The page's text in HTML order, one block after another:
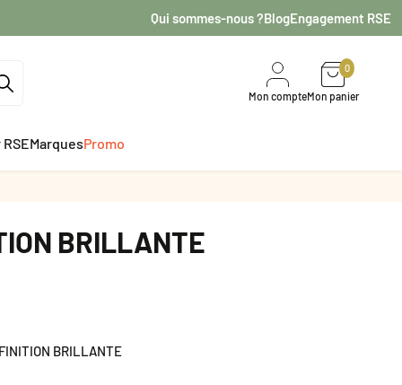
Qui sommes-nous ?BlogEngagement RSE
Mon compte
0
Mon panier
MarquesPromo
BRILLANTE
BRILLANTE